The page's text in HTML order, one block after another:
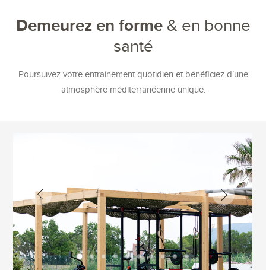
Demeurez en forme & en bonne
santé
Poursuivez votre entraînement quotidien et bénéficiez d’une
atmosphère méditerranéenne unique.